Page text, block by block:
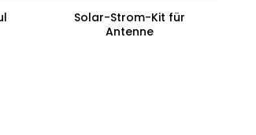
Solar-Strom-Kit für
Antenne